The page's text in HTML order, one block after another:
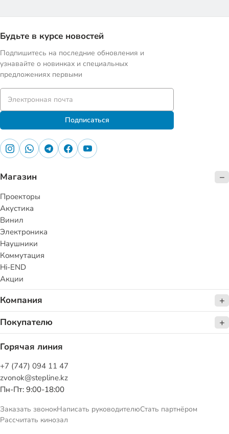
Будьте в курсе новостей
Подпишитесь на последние обновления и
узнавайте о новинках и специальных
предложениях первыми
Подписаться
Магазин
Проекторы
Акустика
Винил
Электроника
Наушники
Коммутация
Hi-END
Акции
Компания
Покупателю
Горячая линия
+7 (747) 094 11 47
zvonok@stepline.kz
Пн-Пт: 9:00-18:00
Заказать звонокНаписать руководителюСтать партнёром
Рассчитать кинозал